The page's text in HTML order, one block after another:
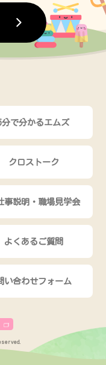
分で分かるエムズ
クロストーク
事説明・職場見学会
よくあるご質問
い合わせフォーム